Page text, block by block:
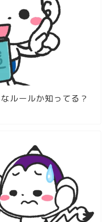
ルールか知ってる？